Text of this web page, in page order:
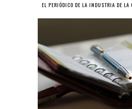
EL PERIÓDICO DE LA INDUSTRIA DE